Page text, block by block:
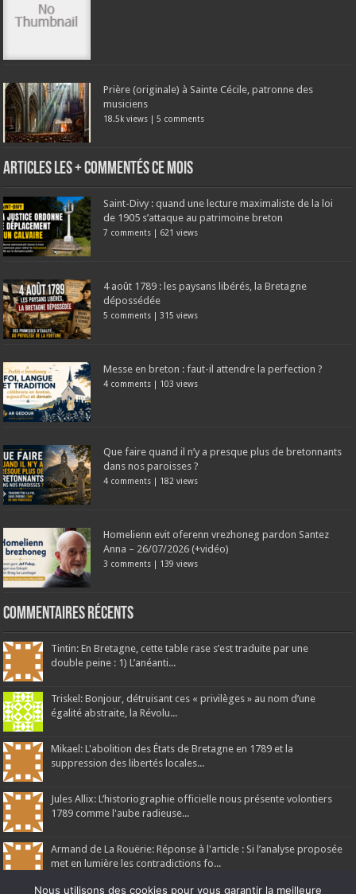
Prière (originale) à Sainte Cécile, patronne des
musiciens
18.5k views |5 comments
Articles les + commentés ce mois
Saint-Divy : quand une lecture maximaliste de la loi
de 1905 s’attaque au patrimoine breton
7 comments | 621 views
4 août 1789 : les paysans libérés, la Bretagne
dépossédée
5 comments | 315 views
Messe en breton : faut-il attendre la perfection ?
4 comments | 103 views
Que faire quand il n’y a presque plus de bretonnants
dans nos paroisses ?
4 comments | 182 views
Homelienn evit oferenn vrezhoneg pardon Santez
Anna – 26/07/2026 (+vidéo)
3 comments | 139 views
Commentaires récents
Tintin: En Bretagne, cette table rase s’est traduite par une
double peine : 1) L’anéanti...
Triskel: Bonjour, détruisant ces « privilèges » au nom d’une
égalité abstraite, la Révolu...
Mikael: L'abolition des États de Bretagne en 1789 et la
suppression des libertés locales...
Jules Allix: L’historiographie officielle nous présente volontiers
1789 comme l'aube radieuse...
Armand de La Rouërie: Réponse à l'article : Si l’analyse proposée
met en lumière les contradictions fo...
Nous utilisons des cookies pour vous garantir la meilleure